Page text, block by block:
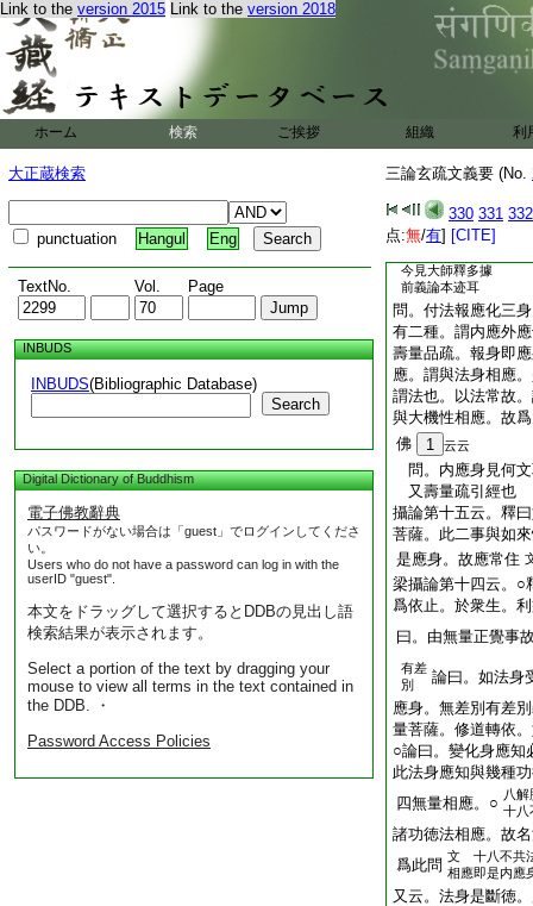
Link to the version 2015 Link to the version 2018
ホーム 検索 ご挨拶 組織 利
大正蔵検索
punctuation Hangul Eng
TextNo. Vol. Page
INBUDS
INBUDS(Bibliographic Database)
Search
Digital Dictionary of Buddhism
電子佛教辭典
パスワードがない場合は「guest」でログインしてくださ
い。
Users who do not have a password can log in with the
userID "guest".
本文をドラッグして選択するとDDBの見出し語
検索結果が表示されます。
Select a portion of the text by dragging your
mouse to view all terms in the text contained in
the DDB. ・
Password Access Policies
三論玄疏文義要 (No.
330 331 332
点:無/有] [CITE]
一法身
問。迹應
論。名開本 法應
○或攝論化地前菩
品
此明本一迹多也 文
華玄
那釋迦爲迹。二迹
釋迦爲迹 文
今見大師釋多據
前義論本迹耳
問。付法報應化三
有二種。謂内應外
壽量品疏。報身即
應。謂與法身相應
謂法也。以法常故
與大機性相應。故
佛
1 云云
問。内應身見何
又壽量疏引經也
攝論第十五云。釋
菩薩。此二事與如
是應身。故應常住
梁攝論第十四云。○
爲依止。於衆生。
曰。由無量正覺事
有差
別
論曰。如法身
應身。無差別有差
量菩薩。修道轉依
○論曰。變化身應知
此法身應知與幾種
四無量相應。○ 八
十八
諸功徳法相應。故
爲此問 文 十八不共
相應即是内應
又云。法身是斷徳